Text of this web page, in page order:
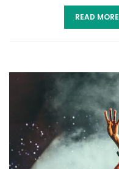
READ MORE